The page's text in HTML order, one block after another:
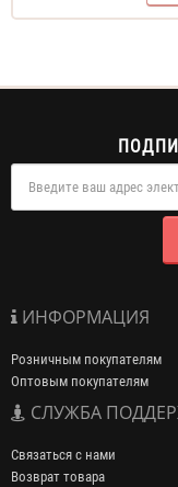
ИНФОРМАЦИЯ
Розничным покупателям
Оптовым покупателям
СЛУЖБА
Связаться с нами
Возврат товара